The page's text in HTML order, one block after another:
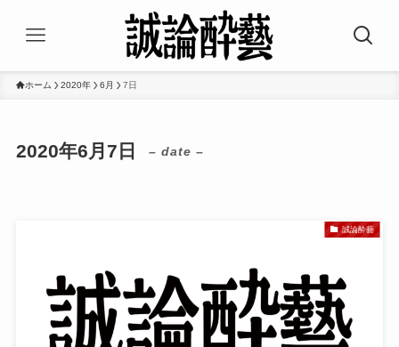
ホーム 2020年 6月 7日
2020年6月7日 – date –
誠論酔藝